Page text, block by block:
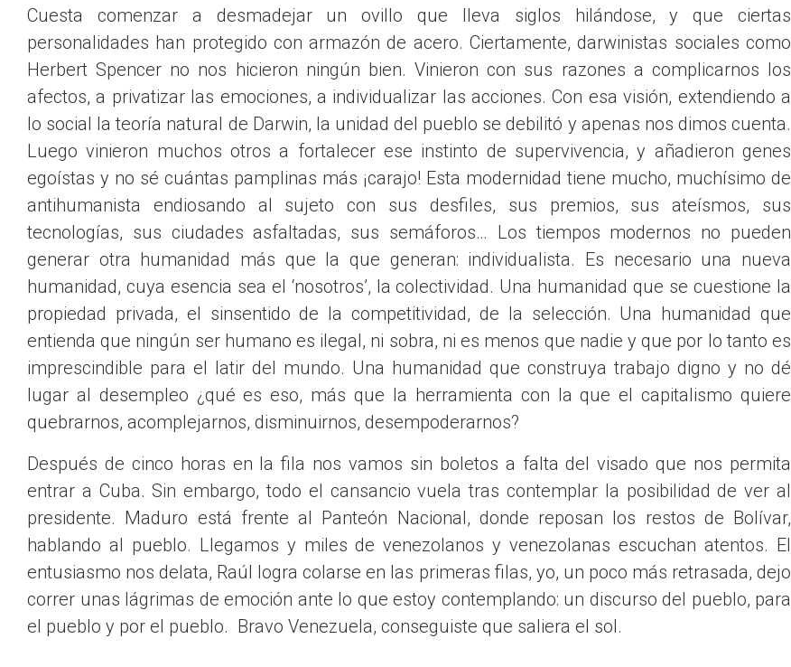
Cuesta comenzar a desmadejar un ovillo que lleva siglos hilándose, y que ciertas
personalidades han protegido con armazón de acero. Ciertamente, darwinistas sociales como
Herbert Spencer no nos hicieron ningún bien. Vinieron con sus razones a complicarnos los
afectos, a privatizar las emociones, a individualizar las acciones. Con esa visión, extendiendo a
lo social la teoría natural de Darwin, la unidad del pueblo se debilitó y apenas nos dimos cuenta.
Luego vinieron muchos otros a fortalecer ese instinto de supervivencia, y añadieron genes
egoístas y no sé cuántas pamplinas más ¡carajo! Esta modernidad tiene mucho, muchísimo de
antihumanista endiosando al sujeto con sus desfiles, sus premios, sus ateísmos, sus
tecnologías, sus ciudades asfaltadas, sus semáforos… Los tiempos modernos no pueden
generar otra humanidad más que la que generan: individualista. Es necesario una nueva
humanidad, cuya esencia sea el ‘nosotros’, la colectividad. Una humanidad que se cuestione la
propiedad privada, el sinsentido de la competitividad, de la selección. Una humanidad que
entienda que ningún ser humano es ilegal, ni sobra, ni es menos que nadie y que por lo tanto es
imprescindible para el latir del mundo. Una humanidad que construya trabajo digno y no dé
lugar al desempleo ¿qué es eso, más que la herramienta con la que el capitalismo quiere
quebrarnos, acomplejarnos, disminuirnos, desempoderarnos?
Después de cinco horas en la fila nos vamos sin boletos a falta del visado que nos permita
entrar a Cuba. Sin embargo, todo el cansancio vuela tras contemplar la posibilidad de ver al
presidente. Maduro está frente al Panteón Nacional, donde reposan los restos de Bolívar,
hablando al pueblo. Llegamos y miles de venezolanos y venezolanas escuchan atentos. El
entusiasmo nos delata, Raúl logra colarse en las primeras filas, yo, un poco más retrasada, dejo
correr unas lágrimas de emoción ante lo que estoy contemplando: un discurso del pueblo, para
el pueblo y por el pueblo. Bravo Venezuela, conseguiste que saliera el sol.